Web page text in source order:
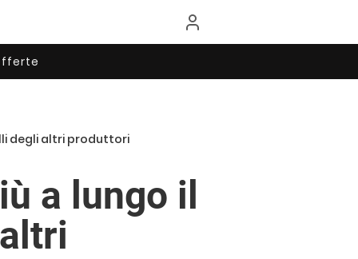
degli altri produttori
a lungo il